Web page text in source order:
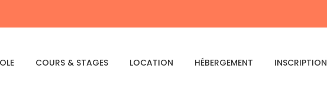
COURS & STAGES LOCATION HÉBERGEMENT INSCRIPTION